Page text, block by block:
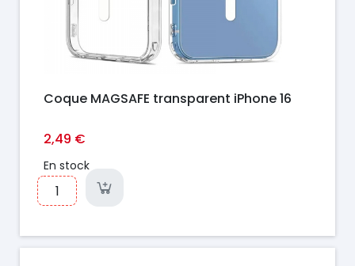
Coque MAGSAFE transparent iPhone 16
2,49 €
En stock